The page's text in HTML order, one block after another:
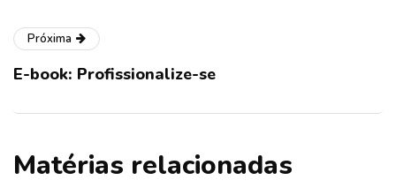
Próxima
E-book: Profissionalize-se
Matérias relacionadas